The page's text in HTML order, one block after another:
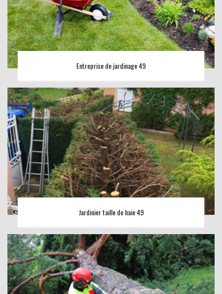
Entreprise de jardinage 49
Jardinier taille de haie 49